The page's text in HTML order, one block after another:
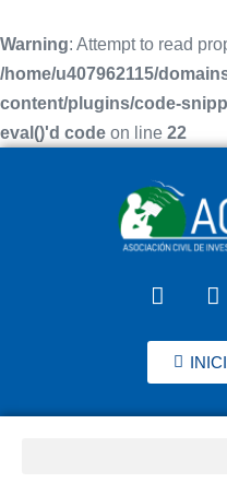
Warning: Attempt to read
/home/u407962115/
content/plugins/code-
eval()'d code on line 22